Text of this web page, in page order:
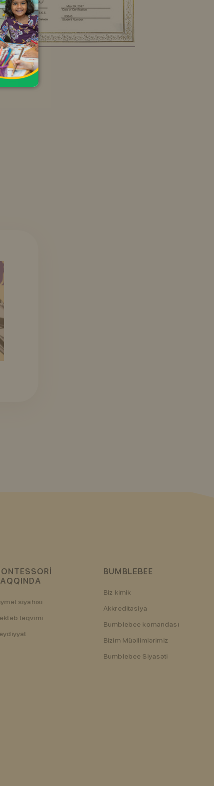
siyahısı
təqvimi
BUMBLEBEE
Biz kimik
Akkreditasiya
Bumblebee komandası
Bizim Müəllimlərimiz
Bumblebee Siyasəti